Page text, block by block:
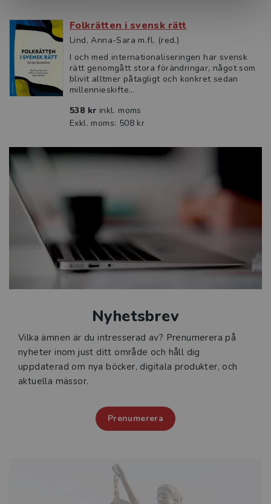
Folkrätten i svensk rätt
Lind, Anna-Sara m.fl. (red.)
I och med internationaliseringen har svensk
rätt genomgått stora förändringar, något som
blivit alltmer påtagligt och konkret sedan
millennieskifte...
538 kr inkl. moms
Exkl. moms: 508 kr
Nyhetsbrev
Vilka ämnen är du intresserad av? Prenumerera på
nyheter inom just ditt område och håll dig
uppdaterad om nya böcker, digitala produkter, och
aktuella mässor.
Prenumerera